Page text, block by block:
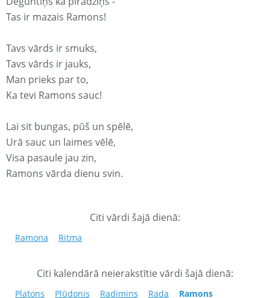
Tas ir mazais Ramons!
Tavs vārds ir smuks,
Tavs vārds ir jauks,
Man prieks par to,
Ka tevi Ramons sauc!
Lai sit bungas, pūš un spēlē,
Urā sauc un laimes vēlē,
Visa pasaule jau zin,
Ramons vārda dienu svin.
Citi vārdi šajā dienā:
Ramona Ritma
Citi kalendārā neierakstītie vārdi šajā dienā:
Platons Plūdonis Radimins Rada
Ramons